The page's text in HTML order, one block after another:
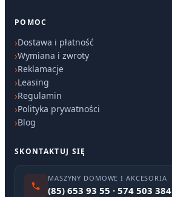
POMOC
Dostawa i płatność
Wymiana i zwroty
Reklamacje
Leasing
Regulamin
Polityka prywatności
Blog
SKONTAKTUJ SIĘ
MASZYNY DOMOWE I AKCESORIA
(85) 653 93 55 · 574 503 384